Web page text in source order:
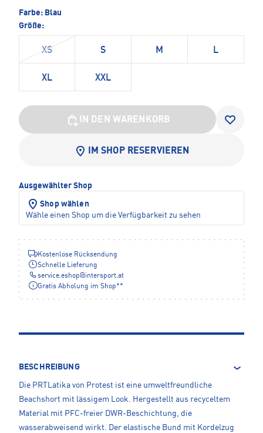
Farbe: Blau
Größe:
XS S M L
XL XXL
IN DEN WARENKORB
IM SHOP RESERVIEREN
Ausgewählter Shop
Shop wählen
Wähle einen Shop um die Verfügbarkeit zu sehen
Kostenlose Rücksendung
Schnelle Lieferung
service.eshop@ intersport.at
Gratis Abholung im Shop**
BESCHREIBUNG
Die PRTLatika von Protest ist eine umweltfreundliche
Beachshort mit lässigem Look. Hergestellt aus recyceltem
Material mit PFC-freier DWR-Beschichtung, die
wasserabweisend wirkt. Der elastische Bund mit Kordelzug